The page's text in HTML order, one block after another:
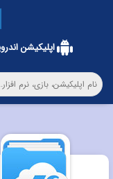
اپلیکیشن